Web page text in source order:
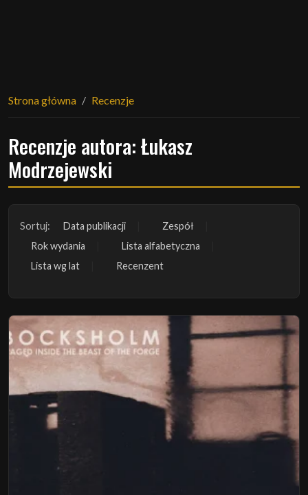
Strona główna Recenzje
Recenzje autora: Łukasz
Modrzejewski
Sortuj: Data publikacji
Zespół
Rok wydania
Lista alfabetyczna
Lista wg lat
Recenzent